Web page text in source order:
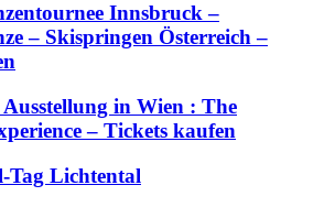
Innsbruck –
– Skispringen Österreich –
in Wien : The
– Tickets kaufen
Tag Lichtental